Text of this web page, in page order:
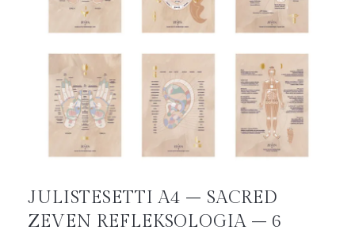
JULISTESETTI A4 – SACRED
ZEVEN REFLEKSOLOGIA – 6